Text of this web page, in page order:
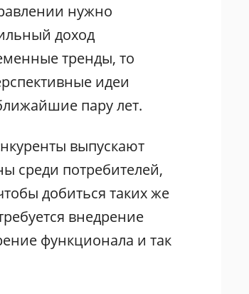
нужно
доход
тренды, то
идеи
пару лет.
выпускают
среди потребителей,
добиться таких же
внедрение
функционала и так